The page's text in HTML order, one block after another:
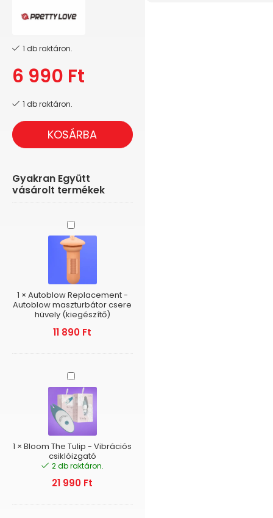
1 db raktáron.
6 990 Ft
1 db raktáron.
KOSÁRBA
Gyakran Együtt
vásárolt termékek
Autoblow
Replacement
-
Autoblow
maszturbátor
csere
hüvely
(kiegészítő)
1 × Autoblow Replacement -
Autoblow maszturbátor csere
hüvely (kiegészítő)
11 890 Ft
Bloom
The
Tulip
-
Vibrációs
csiklóizgató
1 ×Bloom The Tulip - Vibrációs
csiklóizgató
2 db raktáron.
21 990 Ft